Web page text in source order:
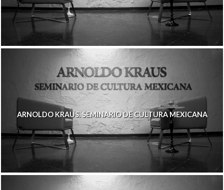
ARNOLDO KRAUS. SEMINARIO DE CULTURA MEXICANA